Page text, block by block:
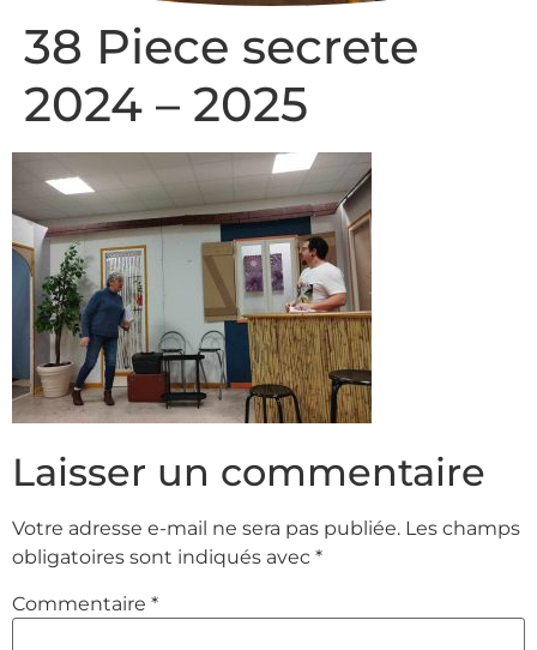
38 Piece secrete
2024 – 2025
Laisser un commentaire
Votre adresse e-mail ne sera pas publiée. Les champs
obligatoires sont indiqués avec *
Commentaire *